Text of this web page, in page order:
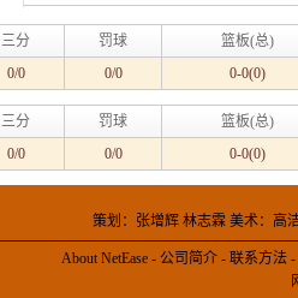
三分 罚球
篮板(总)
0/0 0/0 0-0(0)
三分 罚球
篮板(总)
0/0 0/0 0-0(0)
策划：张增辉 林志霖 美术：
About NetEase - 公司简介 - 联系方法 -